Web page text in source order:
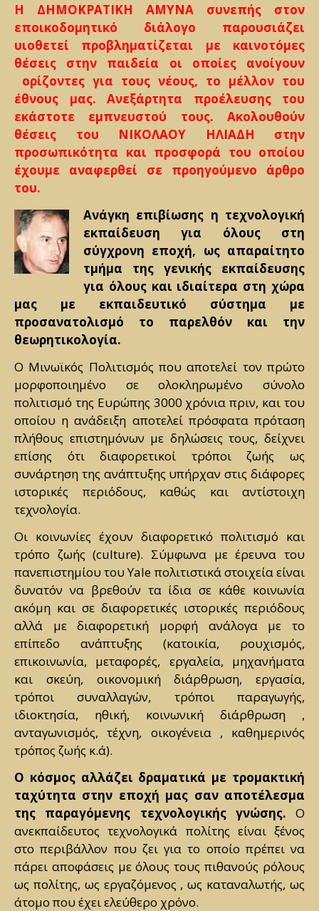
Η ΔΗΜΟΚΡΑΤΙΚΗ ΑΜΥΝΑ συνεπής στον
εποικοδομητικό διάλογο παρουσιάζει
υιοθετεί προβληματίζεται με καινοτόμες
θέσεις στην παιδεία οι οποίες ανοίγουν
ορίζοντες για τους νέους, το μέλλον του
έθνους μας. Ανεξάρτητα προέλευσης του
εκάστοτε εμπνευστού τους. Ακολουθούν
θέσεις του ΝΙΚΟΛΑΟΥ ΗΛΙΑΔΗ στην
προσωπικότητα και προσφορά του οποίου
έχουμε αναφερθεί σε προηγούμενο άρθρο
του.
Ανάγκη επιβίωσης η τεχνολογική
εκπαίδευση για όλους στη
σύγχρονη εποχή, ως απαραίτητο
τμήμα της γενικής εκπαίδευσης
για όλους και ιδιαίτερα στη χώρα
μας με εκπαιδευτικό σύστημα με
προσανατολισμό το παρελθόν και την
θεωρητικολογία.
Ο Μινωϊκός Πολιτισμός που αποτελεί τον πρώτο
μορφοποιημένο σε ολοκληρωμένο σύνολο
πολιτισμό της Ευρώπης 3000 χρόνια πριν, και του
οποίου η ανάδειξη αποτελεί πρόσφατα πρόταση
πλήθους επιστημόνων με δηλώσεις τους, δείχνει
επίσης ότι διαφορετικοί τρόποι ζωής ως
συνάρτηση της ανάπτυξης υπήρχαν στις διάφορες
ιστορικές περιόδους, καθώς και αντίστοιχη
τεχνολογία.
Οι κοινωνίες έχουν διαφορετικό πολιτισμό και
τρόπο ζωής (culture). Σύμφωνα με έρευνα του
πανεπιστημίου του Yale πολιτιστικά στοιχεία είναι
δυνατόν να βρεθούν τα ίδια σε κάθε κοινωνία
ακόμη και σε διαφορετικές ιστορικές περιόδους
αλλά με διαφορετική μορφή ανάλογα με το
επίπεδο ανάπτυξης (κατοικία, ρουχισμός,
επικοινωνία, μεταφορές, εργαλεία, μηχανήματα
και σκεύη, οικονομική διάρθρωση, εργασία,
τρόποι συναλλαγών, τρόποι παραγωγής,
ιδιοκτησία, ηθική, κοινωνική διάρθρωση ,
ανταγωνισμός, τέχνη, οικογένεια , καθημερινός
τρόπος ζωής κ.ά).
Ο κόσμος αλλάζει δραματικά με τρομακτική
ταχύτητα στην εποχή μας σαν αποτέλεσμα
της παραγόμενης τεχνολογικής γνώσης. Ο
ανεκπαίδευτος τεχνολογικά πολίτης είναι ξένος
στο περιβάλλον που ζει για το οποίο πρέπει να
πάρει αποφάσεις με όλους τους πιθανούς ρόλους
ως πολίτης, ως εργαζόμενος , ως καταναλωτής, ως
άτομο που έχει ελεύθερο χρόνο.